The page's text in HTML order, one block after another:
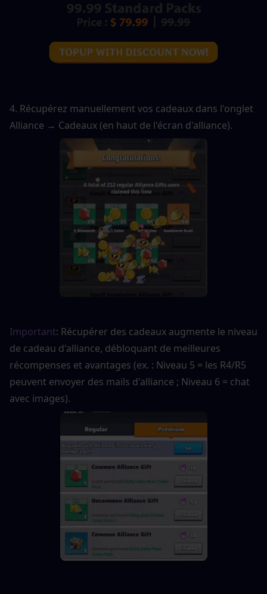
4. Récupérez manuellement vos cadeaux dans l'onglet
Alliance → Cadeaux (en haut de l'écran d'alliance).
Important: Récupérer des cadeaux augmente le niveau
de cadeau d'alliance, débloquant de meilleures
récompenses et avantages (ex. : Niveau 5 = les R4/R5
peuvent envoyer des mails d'alliance ; Niveau 6 = chat
avec images).